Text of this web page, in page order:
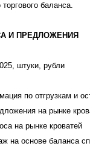
баланса.
И ПРЕДЛОЖЕНИЯ
штуки, рубли
по отгрузкам и
на рынке
на рынке кроватей
на основе баланса